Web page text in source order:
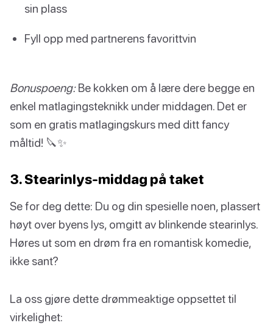
sin plass
Fyll opp med partnerens favorittvin
Bonuspoeng:Be kokken om å lære dere begge en
enkel matlagingsteknikk under middagen. Det er
som en gratis matlagingskurs med ditt fancy
måltid! 🔪✨
3. Stearinlys-middag på taket
Se for deg dette: Du og din spesielle noen, plassert
høyt over byens lys, omgitt av blinkende stearinlys.
Høres ut som en drøm fra en romantisk komedie,
ikke sant?
La oss gjøre dette drømmeaktige oppsettet til
virkelighet: